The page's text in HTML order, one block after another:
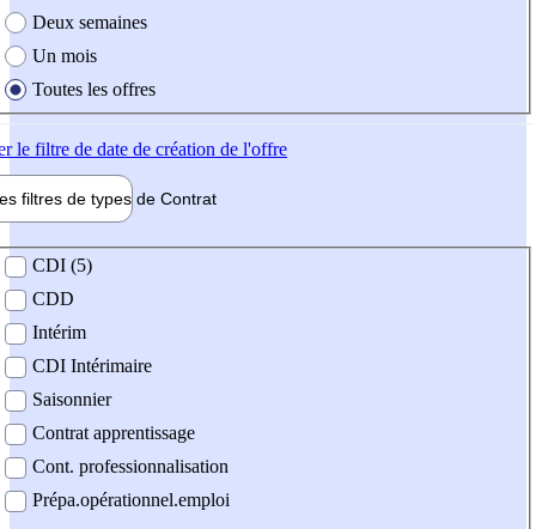
Deux semaines
Un mois
Toutes les offres
le filtre de date de création de l'offre
filtres de types de Contrat
contrat
CDI (5)
CDD
Intérim
CDI Intérimaire
Saisonnier
Contrat apprentissage
Cont. professionnalisation
Prépa.opérationnel.emploi